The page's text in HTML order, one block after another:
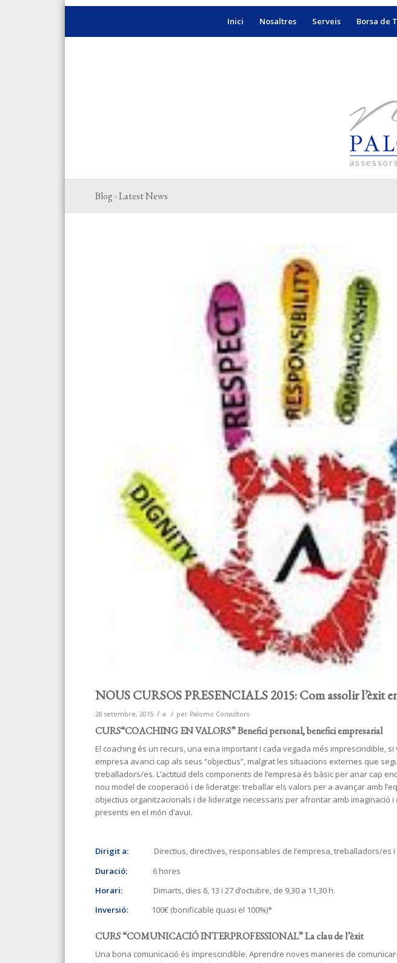
Inici Nosaltres Serveis Borsa de
Blog - Latest News
NOUS CURSOS PRESENCIALS 2015: Com assolir l’èxit
28 setembre, 2015 / a / per Palomo Consultors
CURS“COACHING EN VALORS” Benefici personal, benefici empresarial
El coaching és un recurs, una eina important i cada vegada més imprescindible,
empresa avanci cap als seus “objectius”, malgrat les situacions externes que
treballadors/es. L’actitud dels components de l’empresa és bàsic per anar cap
nou model de cooperació i de lideratge: treballar els valors per a avançar amb
objectius organitzacionals i de lideratge necessaris per afrontar amb imaginació
presents en el món d’avui.
Dirigit a: Directius, directives, responsables de l’empresa, treballadors/es i
Duració: 6 hores
Horari: Dimarts, dies 6, 13 i 27 d’octubre, de 9,30 a 11,30 h.
Inversió: 100€ (bonificable quasi el 100%)*
CURS “COMUNICACIÓ INTERPROFESSIONAL” La clau de l’èxit
Una bona comunicació és imprescindible. Aprendre noves maneres de